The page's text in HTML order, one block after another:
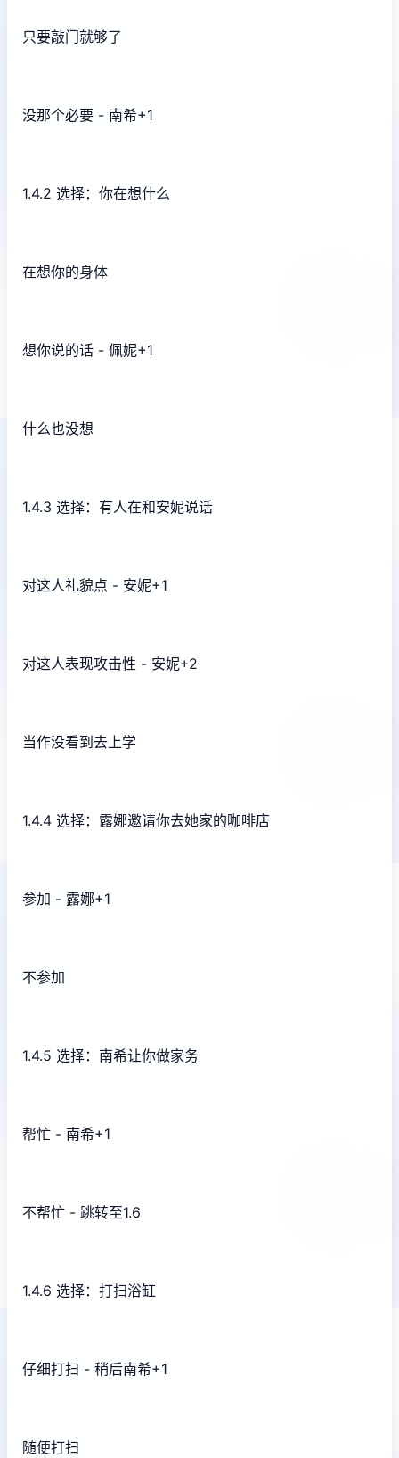
只要敲门就够了
没那个必要 - 南希+1
1.4.2 选择：你在想什么
在想你的身体
想你说的话 - 佩妮+1
什么也没想
1.4.3 选择：有人在和安妮说话
对这人礼貌点 - 安妮+1
对这人表现攻击性 - 安妮+2
当作没看到去上学
1.4.4 选择：露娜邀请你去她家的咖啡店
参加 - 露娜+1
不参加
1.4.5 选择：南希让你做家务
帮忙 - 南希+1
不帮忙 - 跳转至1.6
1.4.6 选择：打扫浴缸
仔细打扫 - 稍后南希+1
随便打扫